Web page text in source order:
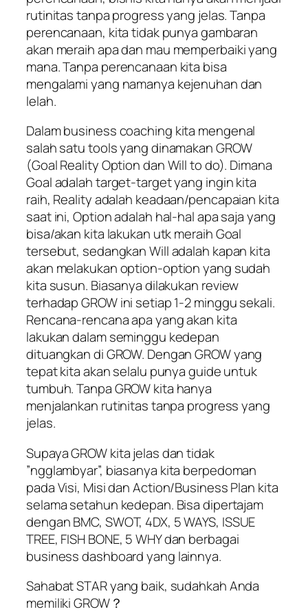
rutinitas tanpa progress yang jelas. Tanpa
perencanaan, kita tidak punya gambaran
akan meraih apa dan mau memperbaiki yang
mana. Tanpa perencanaan kita bisa
mengalami yang namanya kejenuhan dan
lelah.
Dalambusiness coaching kita mengenal
salah satutoolsyang dinamakan GROW
(Goal Reality Option dan Will to do). Dimana
Goaladalah target-target yang ingin kita
raih, Realityadalah keadaan/pencapaian kita
saat ini, Optionadalah hal-hal apa saja yang
bisa/akan kita lakukan utk meraihGoal
tersebut, sedangkanWilladalah kapan kita
akan melakukanoption-optionyang sudah
kita susun. Biasanya dilakukan review
terhadap GROW ini setiap 1-2 minggu sekali.
Rencana-rencana apa yang akan kita
lakukan dalam seminggu kedepan
dituangkan di GROW. Dengan GROW yang
tepat kita akan selalu punya guide untuk
tumbuh. Tanpa GROW kita hanya
menjalankan rutinitas tanpa progress yang
jelas.
Supaya GROW kita jelas dan tidak
”ngglambyar”, biasanya kita berpedoman
pada Visi, Misi danAction/Business Plan kita
selama setahun kedepan. Bisa dipertajam
dengan BMC, SWOT, 4DX, 5 WAYS, ISSUE
TREE, FISH BONE, 5 WHY dan berbagai
business dashboardyang lainnya.
Sahabat STAR yang baik, sudahkah Anda
memiliki GROW？